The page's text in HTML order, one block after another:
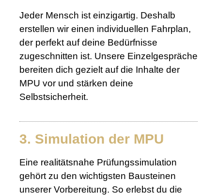
Jeder Mensch ist einzigartig. Deshalb
erstellen wir einen individuellen Fahrplan,
der perfekt auf deine Bedürfnisse
zugeschnitten ist. Unsere Einzelgespräche
bereiten dich gezielt auf die Inhalte der
MPU vor und stärken deine
Selbstsicherheit.
3. Simulation der MPU
Eine realitätsnahe Prüfungssimulation
gehört zu den wichtigsten Bausteinen
unserer Vorbereitung. So erlebst du die